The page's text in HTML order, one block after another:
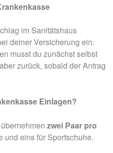
im Sanitätshaus
deiner Versicherung ein.
musst du zunächst selbst
zurück, sobald der Antrag
Einlagen?
zwei Paar pro
und eins für Sportschuhe.